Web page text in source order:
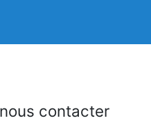
contacter